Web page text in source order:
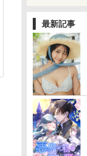
最新記事